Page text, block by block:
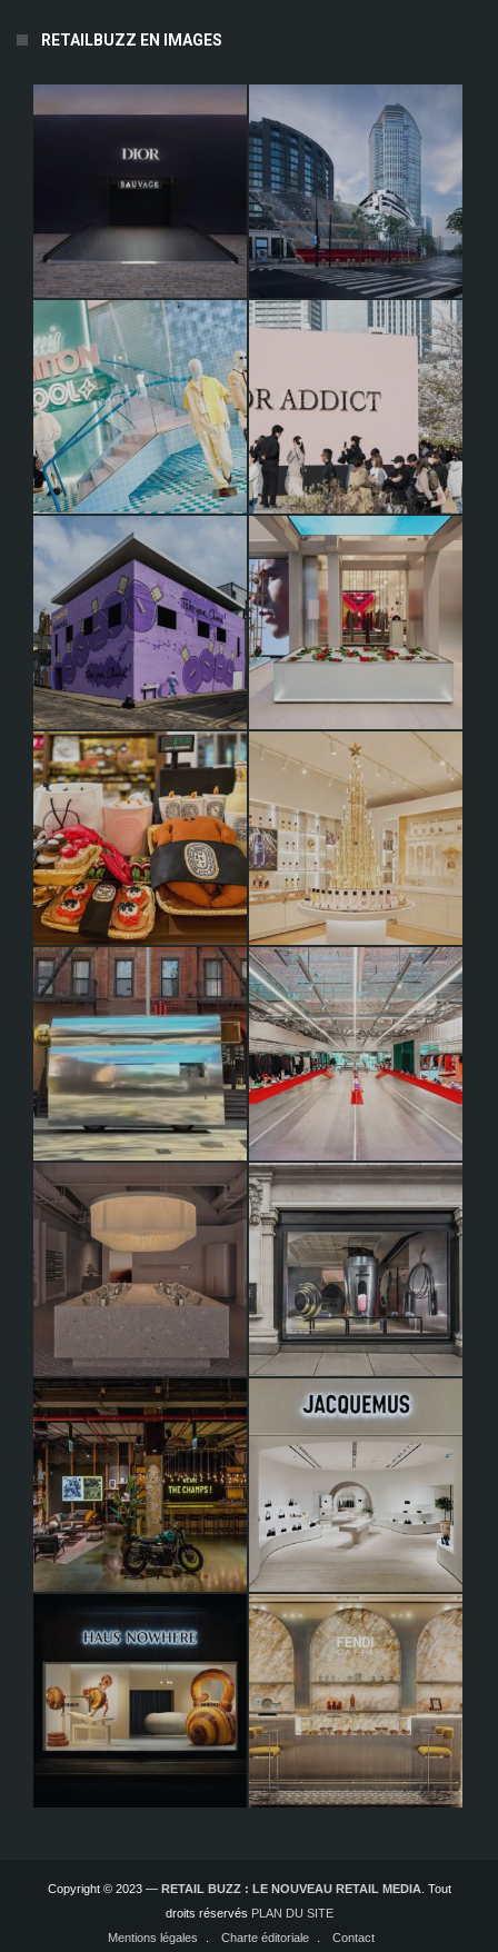
RETAILBUZZ EN IMAGES
Copyright © 2023 — RETAIL BUZZ : LE NOUVEAU RETAIL MEDIA. Tout
droits réservés PLAN DU SITE
Mentions légales
Charte éditoriale Contact